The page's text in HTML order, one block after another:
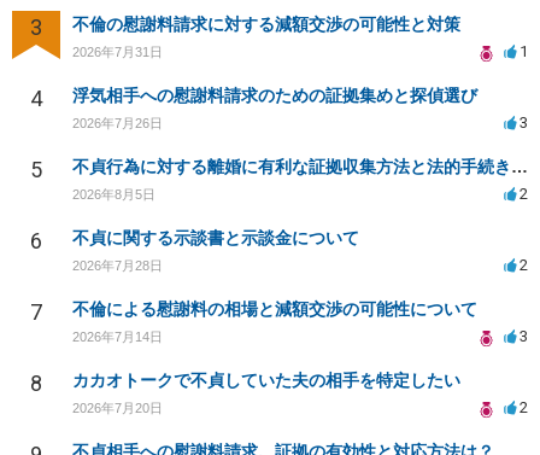
3 不倫の慰謝料請求に対する減額交渉の可能性と対策
2026年7月31日 1
4 浮気相手への慰謝料請求のための証拠集めと探偵選び
2026年7月26日 3
5 不貞行為に対する離婚に有利な証拠収集方法と法的手続きについて
2026年8月5日 2
6 不貞に関する示談書と示談金について
2026年7月28日 2
7 不倫による慰謝料の相場と減額交渉の可能性について
2026年7月14日 3
8 カカオトークで不貞していた夫の相手を特定したい
2026年7月20日 2